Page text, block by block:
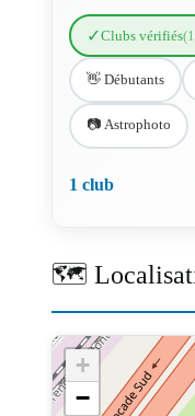
✓Clubs vérifiés
👋 Débutants
📷 Astrophoto
1 club
🗺️
+
−